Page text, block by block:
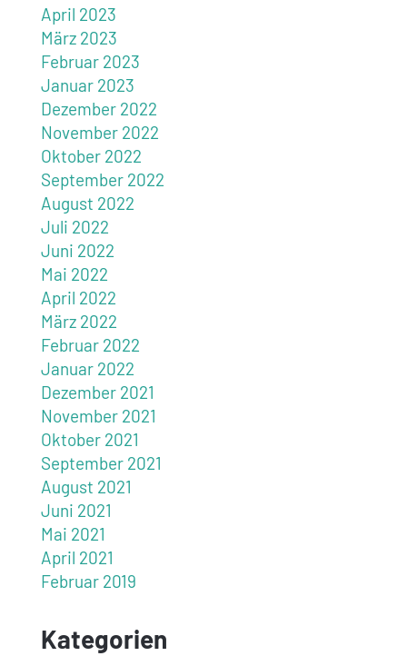
April 2023
März 2023
Februar 2023
Januar 2023
Dezember 2022
November 2022
Oktober 2022
September 2022
August 2022
Juli 2022
Juni 2022
Mai 2022
April 2022
März 2022
Februar 2022
Januar 2022
Dezember 2021
November 2021
Oktober 2021
September 2021
August 2021
Juni 2021
Mai 2021
April 2021
Februar 2019
Kategorien